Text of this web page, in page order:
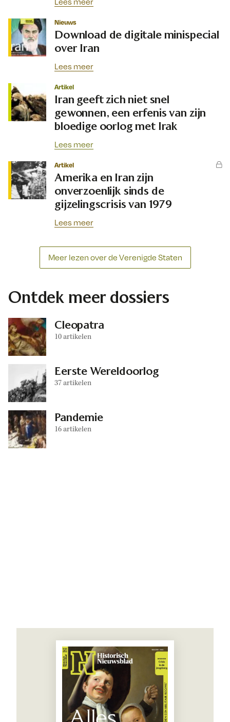
Nieuws
Download de digitale minispecial
over Iran
Lees meer
Artikel
Iran geeft zich niet snel
gewonnen, een erfenis van zijn
bloedige oorlog met Irak
Lees meer
Artikel
Amerika en Iran zijn
onverzoenlijk sinds de
gijzelingscrisis van 1979
Lees meer
Meer lezen over de Verenigde Staten
Ontdek meer dossiers
Cleopatra
10 artikelen
Eerste Wereldoorlog
37 artikelen
Pandemie
16 artikelen